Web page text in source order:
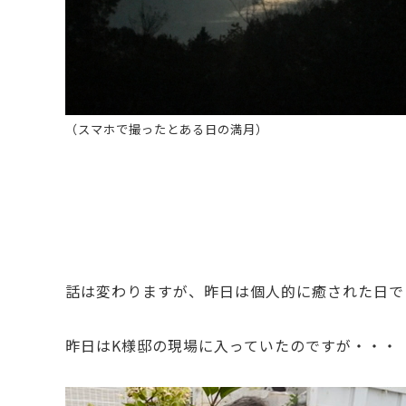
（スマホで撮ったとある日の満月）
話は変わりますが、昨日は個人的に癒された日
昨日はK様邸の現場に入っていたのですが・・・